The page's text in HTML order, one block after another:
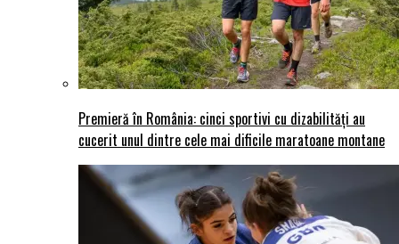
Premieră în România: cinci sportivi cu dizabilități au
cucerit unul dintre cele mai dificile maratoane montane